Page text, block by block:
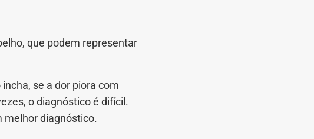
que podem representar
se a dor piora com
o diagnóstico é difícil.
melhor diagnóstico.